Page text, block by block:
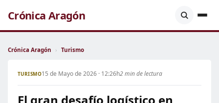
Crónica Aragón
Crónica Aragón › Turismo
TURISMO15 de Mayo de 2026 · 12:26h2 min de lectura